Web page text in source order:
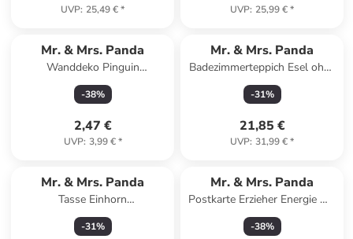
UVP: 25,49 €* UVP: 25,99 €*
Mr. & Mrs. Panda
Wanddeko Pinguin
Weihnachtsbaum ohne
Spruch in Weiß
-38%
2,47 €
UVP: 3,99 €*
Mr. & Mrs. Panda
Badezimmerteppich Esel ohne
Spruch in Weiß
-31%
21,85 €
UVP: 31,99 €*
Mr. & Mrs. Panda
Tasse Einhorn
Weihnachtsmann mit Spruch
in Rot Pastell
-31%
Mr. & Mrs. Panda
Postkarte Erzieher Energie mit
Spruch in Weiß
-38%